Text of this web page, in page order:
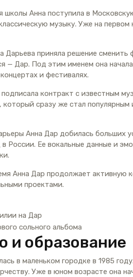
школы Анна поступила в
музыку. Уже на
Дарьева приняла решение
— Дар. Под этим именем она
и фестивалях.
контракт с известным
который сразу же стал
Анна Дар добилась больших
в России. Ее вокальные данные и
Анна Дар продолжает активную
проектами.
на Дар
сольного альбома
и образование
в маленьком городке в 1985
Уже в юном возрасте она